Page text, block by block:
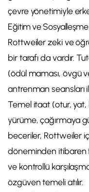
çevre yönetimiyle
Eğitim ve Sosyalleşme
Rottweiler zeki ve
bir tarafı da vardır.
(ödül maması, övgü
antrenman seansları
Temel itaat (otur,
yürüme, çağırmaya
beceriler, Rottweiler
döneminden itibaren
ve kontrollü
özgüven temeli atılır.